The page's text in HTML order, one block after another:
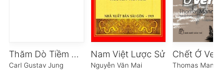
Thăm Dò Tiềm Thức
Carl Gustav Jung
Nam Việt Lược Sử
Nguyễn Văn Mai
Chết Ở
Thomas Mann